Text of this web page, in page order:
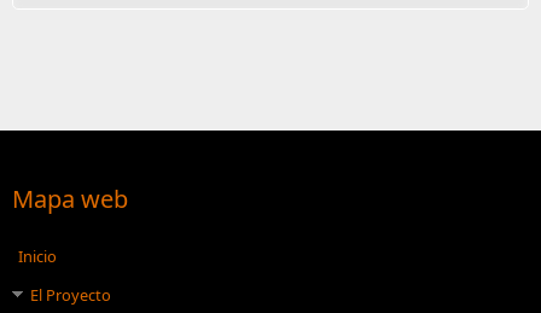
Mapa web
Inicio
El Proyecto